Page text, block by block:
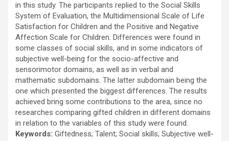
in this study. The participants replied to the Social Skills
System of Evaluation, the Multidimensional Scale of Life
Satisfaction for Children and the Positive and Negative
Affection Scale for Children. Differences were found in
some classes of social skills, and in some indicators of
subjective well-being for the socio-affective and
sensorimotor domains, as well as in verbal and
mathematic subdomains. The latter subdomain being the
one which presented the biggest differences. The results
achieved bring some contributions to the area, since no
researches comparing gifted children in different domains
in relation to the variables of this study were found.
Keywords: Giftedness; Talent; Social skills; Subjective well-